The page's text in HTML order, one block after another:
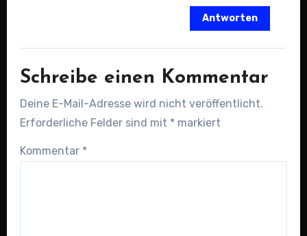
Antworten
Schreibe einen Kommentar
Deine E-Mail-Adresse wird nicht veröffentlicht.
Erforderliche Felder sind mit * markiert
Kommentar *